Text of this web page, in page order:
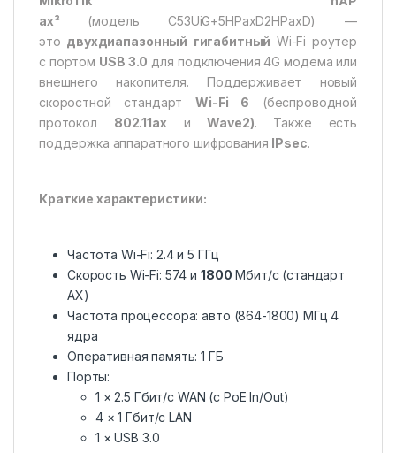
ax³ (модель C53UiG+5HPaxD2HPaxD) —
это двухдиапазонный гигабитный Wi-Fi роутер
с портом USB 3.0 для подключения 4G модема или
внешнего накопителя. Поддерживает новый
скоростной стандартWi-Fi 6 (беспроводной
протокол 802.11ax иWave2). Также есть
поддержка аппаратного шифрования IPsec.
Краткие характеристики:
Частота Wi-Fi: 2.4 и 5 ГГц
Скорость Wi-Fi: 574 и 1800 Мбит/с (стандарт
AX)
Частота процессора: авто (864-1800) МГц 4
ядра
Оперативная память: 1 ГБ
Порты:
1 × 2.5 Гбит/с WAN (с PoE In/Out)
4 × 1 Гбит/с LAN
1 × USB 3.0